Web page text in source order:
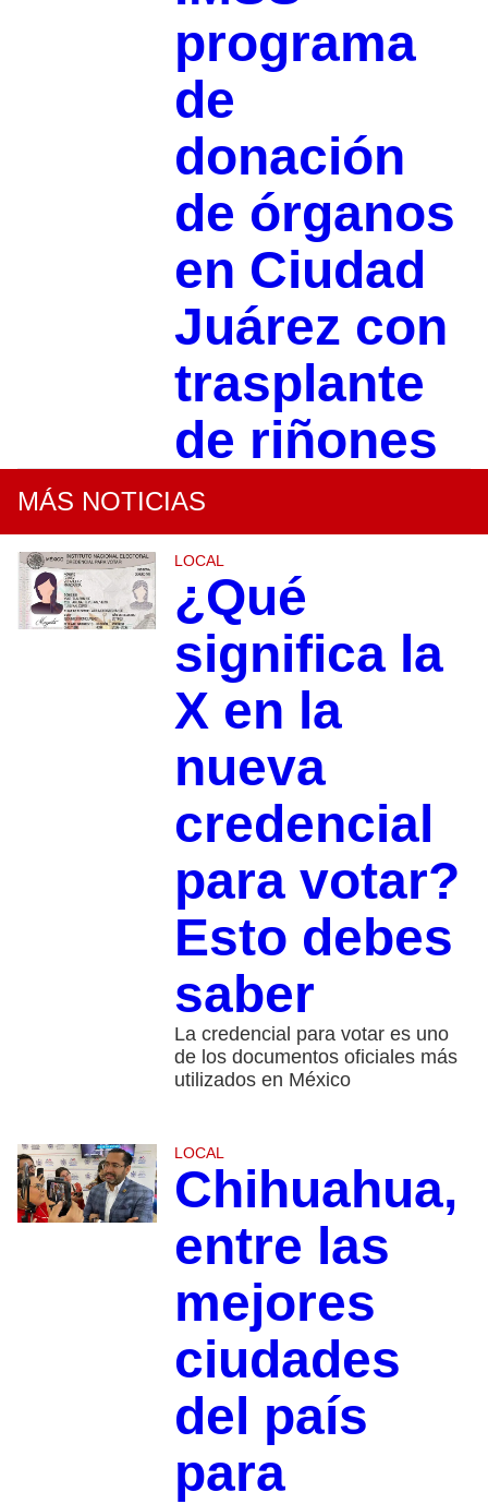
programa
de
donación
de órganos
en Ciudad
Juárez con
trasplante
de riñones
MÁS NOTICIAS
LOCAL
¿Qué
significa la
X en la
nueva
credencial
para votar?
Esto debes
saber
La credencial para votar es uno
de los documentos oficiales más
utilizados en México
LOCAL
Chihuahua,
entre las
mejores
ciudades
del país
para